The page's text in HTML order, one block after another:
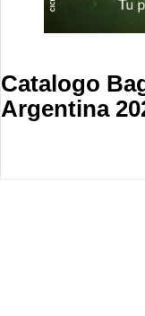
Catalogo
Argentina